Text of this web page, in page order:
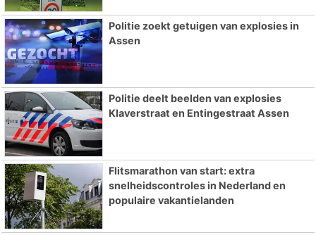
Politie zoekt getuigen van explosies in
Assen
Politie deelt beelden van explosies
Klaverstraat en Entingestraat Assen
Flitsmarathon van start: extra
snelheidscontroles in Nederland en
populaire vakantielanden